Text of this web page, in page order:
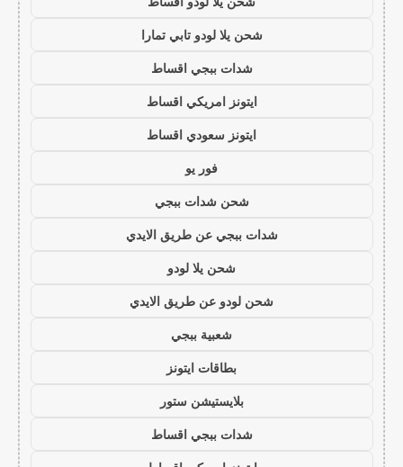
شحن يلا لودو تابي تمارا
شدات ببجي اقساط
ايتونز امريكي اقساط
ايتونز سعودي اقساط
فور يو
شحن شدات ببجي
شدات ببجي عن طريق الايدي
شحن يلا لودو
شحن لودو عن طريق الايدي
شعبية ببجي
بطاقات ايتونز
بلايستيشن ستور
شدات ببجي اقساط